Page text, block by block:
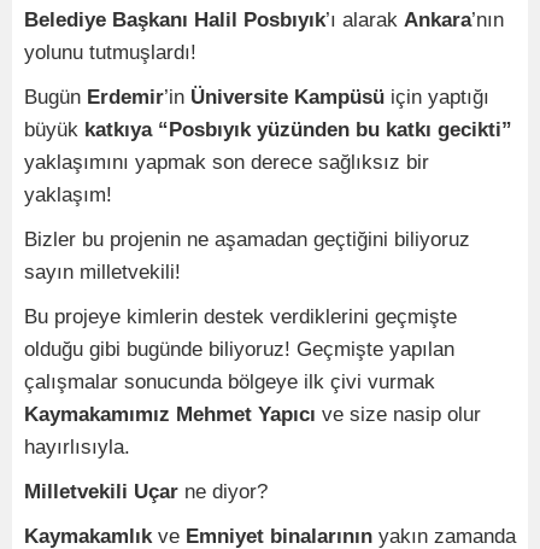
Belediye Başkanı Halil Posbıyık’ı alarak Ankara’nın
yolunu tutmuşlardı!
Bugün Erdemir’in Üniversite Kampüsü için yaptığı
büyük katkıya “Posbıyık yüzünden bu katkı gecikti”
yaklaşımını yapmak son derece sağlıksız bir
yaklaşım!
Bizler bu projenin ne aşamadan geçtiğini biliyoruz
sayın milletvekili!
Bu projeye kimlerin destek verdiklerini geçmişte
olduğu gibi bugünde biliyoruz! Geçmişte yapılan
çalışmalar sonucunda bölgeye ilk çivi vurmak
Kaymakamımız Mehmet Yapıcı ve size nasip olur
hayırlısıyla.
Milletvekili Uçar ne diyor?
Kaymakamlık ve Emniyet binalarının yakın zamanda